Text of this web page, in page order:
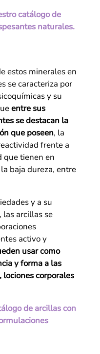
catálogo de
naturales.
estos minerales en
se caracteriza por
y su
entre sus
se destacan la
que poseen, la
frente a
que tienen en
baja dureza, entre
y a su
las arcillas se
activo y
usar como
y forma a las
lociones corporales
de arcillas con